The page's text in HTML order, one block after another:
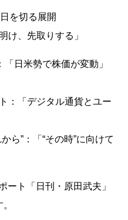
を切る展開
、先取りする」
日米勢で株価が変動」
：「デジタル通貨とユー
ら”：「“その時”に向けて
ト「日刊・原田武夫」